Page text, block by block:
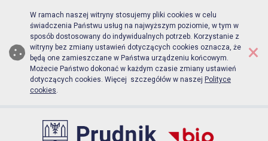
Biuletyn Informacji Publicznej
Przejdź do menu głównego
Przejdź do głównej zawartości
W ramach naszej witryny stosujemy pliki cookies w celu
świadczenia Państwu usług na najwyższym poziomie, w tym w
sposób dostosowany do indywidualnych potrzeb. Korzystanie z
witryny bez zmiany ustawień dotyczących cookies oznacza, że
będą one zamieszczane w Państwa urządzeniu końcowym.
Możecie Państwo dokonać w każdym czasie zmiany ustawień
dotyczących cookies. Więcej szczegółów w naszej Polityce
cookies.
×